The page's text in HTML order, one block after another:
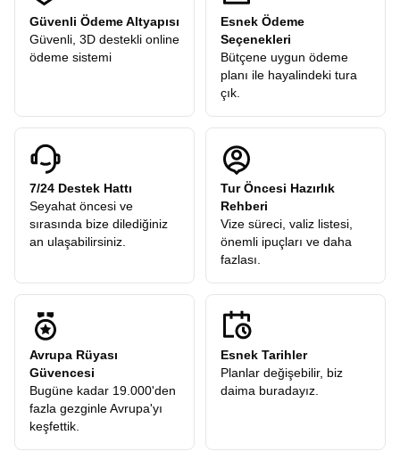
Güvenli Ödeme Altyapısı
Güvenli, 3D destekli online
ödeme sistemi
Esnek Ödeme
Seçenekleri
Bütçene uygun ödeme
planı ile hayalindeki tura
çık.
7/24 Destek Hattı
Seyahat öncesi ve
sırasında bize dilediğiniz
an ulaşabilirsiniz.
Tur Öncesi Hazırlık
Rehberi
Vize süreci, valiz listesi,
önemli ipuçları ve daha
fazlası.
Avrupa Rüyası
Güvencesi
Bugüne kadar 19.000'den
fazla gezginle Avrupa'yı
keşfettik.
Esnek Tarihler
Planlar değişebilir, biz
daima buradayız.